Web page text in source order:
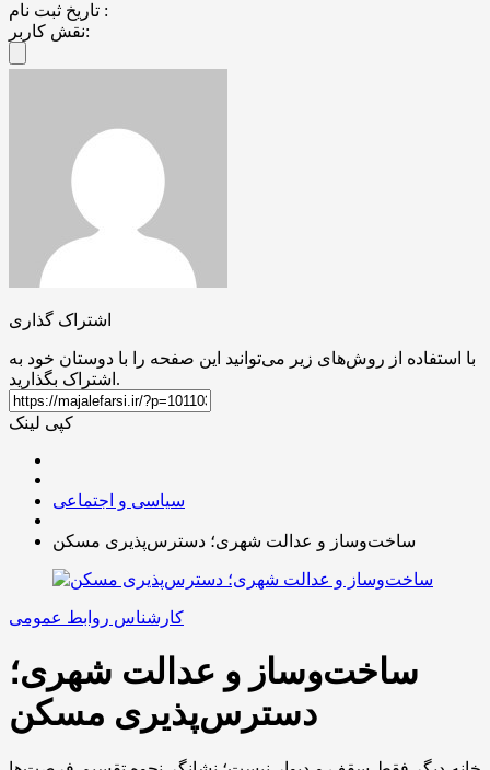
تاریخ ثبت نام :
نقش کاربر:
اشتراک گذاری
با استفاده از روش‌های زیر می‌توانید این صفحه را با دوستان خود به
اشتراک بگذارید.
کپی لینک
سیاسی و اجتماعی
ساخت‌وساز و عدالت شهری؛ دسترس‌پذیری مسکن
کارشناس روابط عمومی
ساخت‌وساز و عدالت شهری؛
دسترس‌پذیری مسکن